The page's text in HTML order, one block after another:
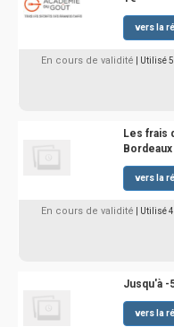
vers la
En cours de validité | Utilisé
Les frais
Bordeaux
vers la
En cours de validité | Utilisé
Jusqu'à -
vers la